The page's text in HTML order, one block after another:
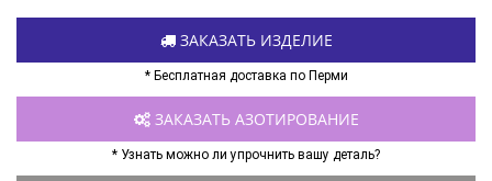
ЗАКАЗАТЬ ИЗДЕЛИЕ
* Бесплатная доставка по Перми
ЗАКАЗАТЬ АЗОТИРОВАНИЕ
* Узнать можно ли упрочнить вашу деталь?